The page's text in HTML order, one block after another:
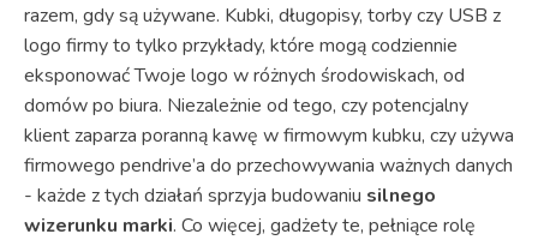
razem, gdy są używane. Kubki, długopisy, torby czy USB z
logo firmy to tylko przykłady, które mogą codziennie
eksponować Twoje logo w różnych środowiskach, od
domów po biura. Niezależnie od tego, czy potencjalny
klient zaparza poranną kawę w firmowym kubku, czy używa
firmowego pendrive’a do przechowywania ważnych danych
- każde z tych działań sprzyja budowaniu silnego
wizerunku marki. Co więcej, gadżety te, pełniące rolę